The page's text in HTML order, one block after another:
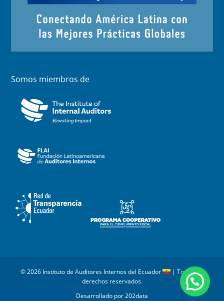
Somos miembros de
© 2026 Instituto de Auditores Internos del Ecuador
| Todos los
derechos reservados.
Desarrollado por 202data